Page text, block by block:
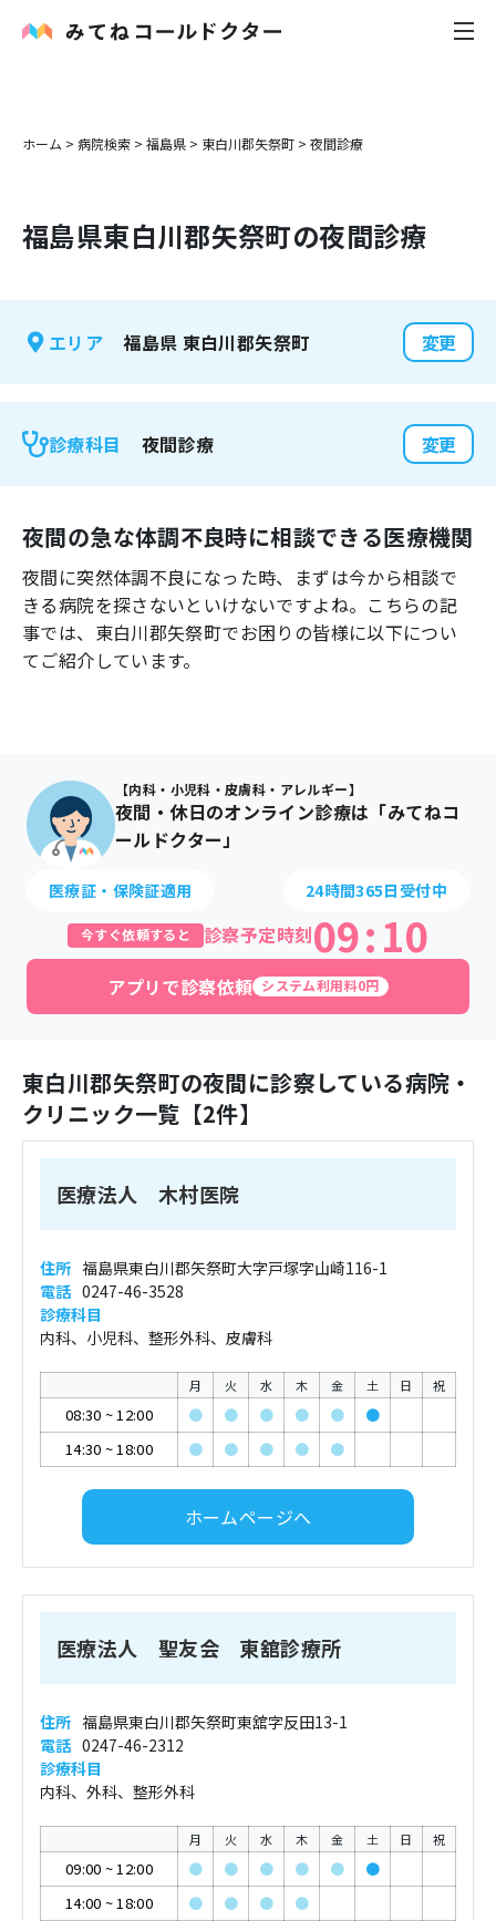
内科
花粉症
感染症
よくあるご質問
ホーム > 病院検索 > 福島県 > 東白川郡矢祭町 > 夜間診療
福島県東白川郡矢祭町の夜間診療
エリア 福島県 東白川郡矢祭町 変更
診療科目 夜間診療 変更
夜間の急な体調不良時に相談できる医療機関
夜間に突然体調不良になった時、まずは今から相談で
きる病院を探さないといけないですよね。こちらの記
事では、 東白川郡矢祭町でお困りの皆様に以下につい
てご紹介しています。
【内科・小児科・皮膚科・アレルギー】
夜間・休日のオンライン診療は「みてねコ
ールドクター」
医療証・保険証適用 24時間365日受付中
今すぐ依頼すると 診察予定時刻09:10
アプリで診察依頼 システム利用料0円
東白川郡矢祭町の夜間に診察している病院・
クリニック一覧【2件】
医療法人 木村医院
住所 福島県東白川郡矢祭町大字戸塚字山崎116-1
電話 0247-46-3528
診療科目
内科、小児科、整形外科、皮膚科
月 火 水 木 金 土 日 祝
08:30 ~12:00 ● ● ● ● ●
●
14:30 ~18:00 ● ● ● ● ●
ホームページへ
医療法人 聖友会 東舘診療所
住所 福島県東白川郡矢祭町東舘字反田13-1
電話 0247-46-2312
診療科目
内科、外科、整形外科
月 火 水 木 金 土 日 祝
09:00 ~12:00 ● ● ● ● ●
●
14:00 ~18:00 ● ● ● ●